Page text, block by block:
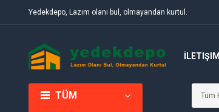
Yedekdepo, Lazım olanı bul, olmayandan kurtul.
İLETIŞIM
TÜM